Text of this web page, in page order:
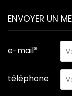
ENVOYER UN
e-mail*
téléphone